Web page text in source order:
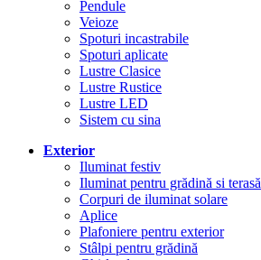
Pendule
Veioze
Spoturi incastrabile
Spoturi aplicate
Lustre Clasice
Lustre Rustice
Lustre LED
Sistem cu sina
Exterior
Iluminat festiv
Iluminat pentru grădină si terasă
Corpuri de iluminat solare
Aplice
Plafoniere pentru exterior
Stâlpi pentru grădină